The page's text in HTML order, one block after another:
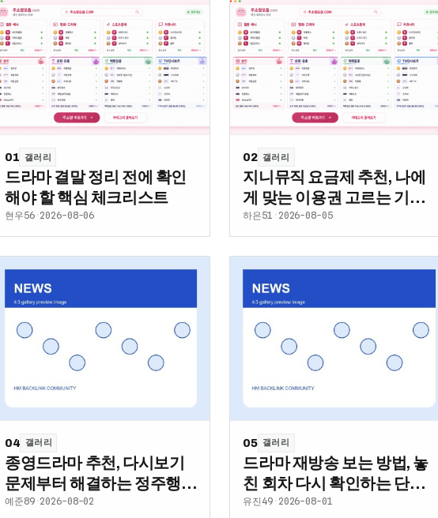
01 갤러리
드라마 결말 정리 전에 확인
해야 할 핵심 체크리스트
현우56·2026-08-06
02 갤러리
지니뮤직 요금제 추천, 나에
게 맞는 이용권 고르는 기준
정리
하은51 · 2026-08-05
04 갤러리
종영드라마 추천, 다시보기
문제부터 해결하는 정주행
방법
예준89·2026-08-02
05 갤러리
드라마 재방송 보는 방법, 놓
친 회차 다시 확인하는 단계
별 가이드
유진49· 2026-08-01